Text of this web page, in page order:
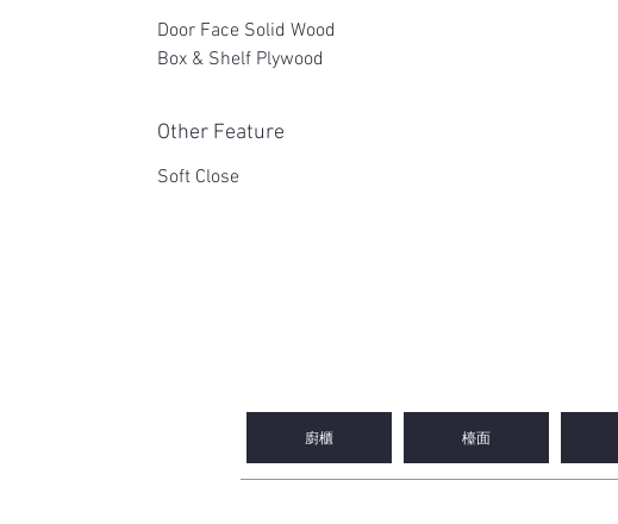
Door Face Solid Wood
Box & Shelf Plywood
Other Feature
Soft Close
廚櫃 檯面